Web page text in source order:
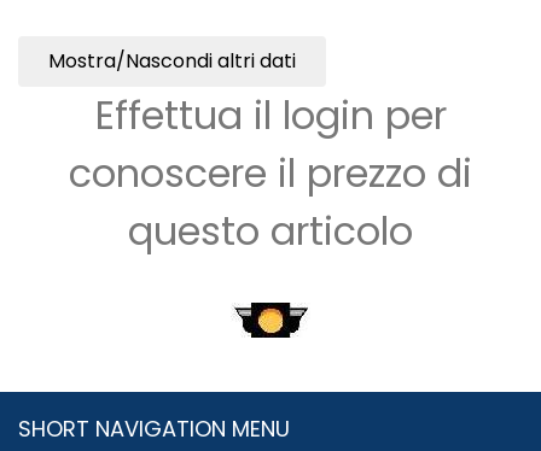
Mostra/Nascondi altri dati
Effettua il login per
conoscere il prezzo di
questo articolo
SHORT NAVIGATION MENU